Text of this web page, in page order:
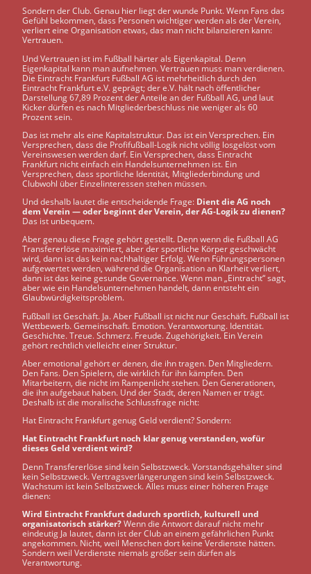
Sondern der Club. Genau hier liegt der wunde Punkt. Wenn Fans das
Gefühl bekommen, dass Personen wichtiger werden als der Verein,
verliert eine Organisation etwas, das man nicht bilanzieren kann:
Vertrauen.
Und Vertrauen ist im Fußball härter als Eigenkapital. Denn
Eigenkapital kann man aufnehmen. Vertrauen muss man verdienen.
Die Eintracht Frankfurt Fußball AG ist mehrheitlich durch den
Eintracht Frankfurt e.V. geprägt; der e.V. hält nach öffentlicher
Darstellung 67,89 Prozent der Anteile an der Fußball AG, und laut
Kicker dürfen es nach Mitgliederbeschluss nie weniger als 60
Prozent sein.
Das ist mehr als eine Kapitalstruktur. Das ist ein Versprechen. Ein
Versprechen, dass die Profifußball-Logik nicht völlig losgelöst vom
Vereinswesen werden darf. Ein Versprechen, dass Eintracht
Frankfurt nicht einfach ein Handelsunternehmen ist. Ein
Versprechen, dass sportliche Identität, Mitgliederbindung und
Clubwohl über Einzelinteressen stehen müssen.
Und deshalb lautet die entscheidende Frage: Dient die AG noch
dem Verein — oder beginnt der Verein, der AG-Logik zu dienen?
Das ist unbequem.
Aber genau diese Frage gehört gestellt. Denn wenn die Fußball AG
Transfererlöse maximiert, aber der sportliche Körper geschwächt
wird, dann ist das kein nachhaltiger Erfolg. Wenn Führungspersonen
aufgewertet werden, während die Organisation an Klarheit verliert,
dann ist das keine gesunde Governance. Wenn man „Eintracht“ sagt,
aber wie ein Handelsunternehmen handelt, dann entsteht ein
Glaubwürdigkeitsproblem.
Fußball ist Geschäft. Ja. Aber Fußball ist nicht nur Geschäft. Fußball ist
Wettbewerb. Gemeinschaft. Emotion. Verantwortung. Identität.
Geschichte. Treue. Schmerz. Freude. Zugehörigkeit. Ein Verein
gehört rechtlich vielleicht einer Struktur.
Aber emotional gehört er denen, die ihn tragen. Den Mitgliedern.
Den Fans. Den Spielern, die wirklich für ihn kämpfen. Den
Mitarbeitern, die nicht im Rampenlicht stehen. Den Generationen,
die ihn aufgebaut haben. Und der Stadt, deren Namen er trägt.
Deshalb ist die moralische Schlussfrage nicht:
Hat Eintracht Frankfurt genug Geld verdient? Sondern:
Hat Eintracht Frankfurt noch klar genug verstanden, wofür
dieses Geld verdient wird?
Denn Transfererlöse sind kein Selbstzweck. Vorstandsgehälter sind
kein Selbstzweck. Vertragsverlängerungen sind kein Selbstzweck.
Wachstum ist kein Selbstzweck. Alles muss einer höheren Frage
dienen:
Wird Eintracht Frankfurt dadurch sportlich, kulturell und
organisatorisch stärker?Wenn die Antwort darauf nicht mehr
eindeutig Ja lautet, dann ist der Club an einem gefährlichen Punkt
angekommen. Nicht, weil Menschen dort keine Verdienste hätten.
Sondern weil Verdienste niemals größer sein dürfen als
Verantwortung.